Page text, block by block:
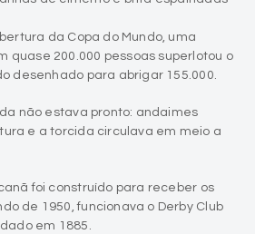
desenhado para abrigar 155.000.
não estava pronto: andaimes
e a torcida circulava em meio a
foi construído para receber os
de 1950, funcionava o Derby Club
transferidas para a Gávea em
era coalhado de ferraduras e
até o início das obras do